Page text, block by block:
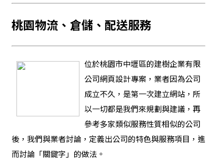
桃園物流、倉儲、配送服務
位於桃園市中壢區的建樹企業有限
公司網頁設計專案，業者因為公司
成立不久，是第一次建立網站，所
以一切都是我們來規劃與建議，再
參考多家類似服務性質相似的公司
後，我們與業者討論，定義出公司的特色與服務項目，進
而討論「關鍵字」的做法。